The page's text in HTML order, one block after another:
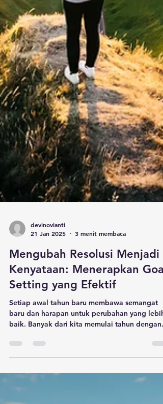
devinovianti
21 Jan 2025
3 menit membaca
Mengubah Resolusi Menjadi
Kenyataan: Menerapkan Goal
Setting yang Efektif
Setiap awal tahun baru membawa semangat
baru dan harapan untuk perubahan yang lebih